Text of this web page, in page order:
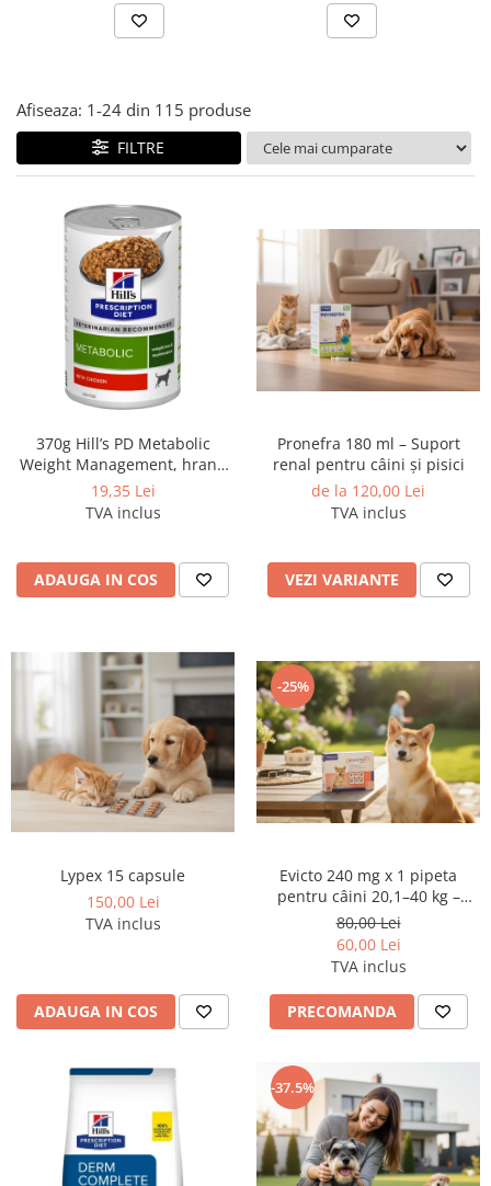
Afiseaza: 1-24 din 115 produse
FILTRE
370g Hill’s PD Metabolic
Weight Management, hrană
umedă dietă veterinară
pentru caini cu probleme de
19,35 Lei
TVA inclus
ADAUGA IN COS
Pronefra 180 ml – Suport
renal pentru câini și pisici
de la 120,00 Lei
TVA inclus
VEZI VARIANTE
Lypex 15 capsule
150,00 Lei
TVA inclus
ADAUGA IN COS
-25%
Evicto 240 mg x 1 pipeta
pentru câini 20,1–40 kg –
preventie antiparazitara
interna și externa cu
selamectină
80,00 Lei
60,00 Lei
TVA inclus
PRECOMANDA
-37.5%